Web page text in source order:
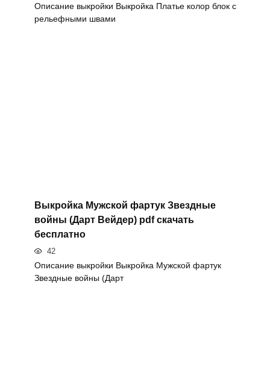
Описание выкройки Выкройка Платье колор блок с
рельефными швами
Выкройка Мужской фартук Звездные
войны (Дарт Вейдер) pdf скачать
бесплатно
42
Описание выкройки Выкройка Мужской фартук
Звездные войны (Дарт